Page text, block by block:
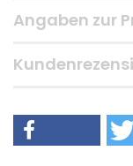
Angaben zur